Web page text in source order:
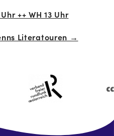
++ WH 13 Uhr
Literatouren →